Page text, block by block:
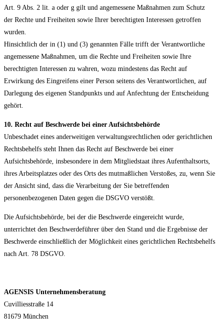
Art. 9 Abs. 2 lit. a oder g gilt und angemessene Maßnahmen zum Schutz
der Rechte und Freiheiten sowie Ihrer berechtigten Interessen getroffen
wurden.
Hinsichtlich der in (1) und (3) genannten Fälle trifft der Verantwortliche
angemessene Maßnahmen, um die Rechte und Freiheiten sowie Ihre
berechtigten Interessen zu wahren, wozu mindestens das Recht auf
Erwirkung des Eingreifens einer Person seitens des Verantwortlichen, auf
Darlegung des eigenen Standpunkts und auf Anfechtung der Entscheidung
gehört.
10. Recht auf Beschwerde bei einer Aufsichtsbehörde
Unbeschadet eines anderweitigen verwaltungsrechtlichen oder gerichtlichen
Rechtsbehelfs steht Ihnen das Recht auf Beschwerde bei einer
Aufsichtsbehörde, insbesondere in dem Mitgliedstaat ihres Aufenthaltsorts,
ihres Arbeitsplatzes oder des Orts des mutmaßlichen Verstoßes, zu, wenn Sie
der Ansicht sind, dass die Verarbeitung der Sie betreffenden
personenbezogenen Daten gegen die DSGVO verstößt.
Die Aufsichtsbehörde, bei der die Beschwerde eingereicht wurde,
unterrichtet den Beschwerdeführer über den Stand und die Ergebnisse der
Beschwerde einschließlich der Möglichkeit eines gerichtlichen Rechtsbehelfs
nach Art. 78 DSGVO.
AGENSIS Unternehmensberatung
Cuvilliesstraße 14
81679 München